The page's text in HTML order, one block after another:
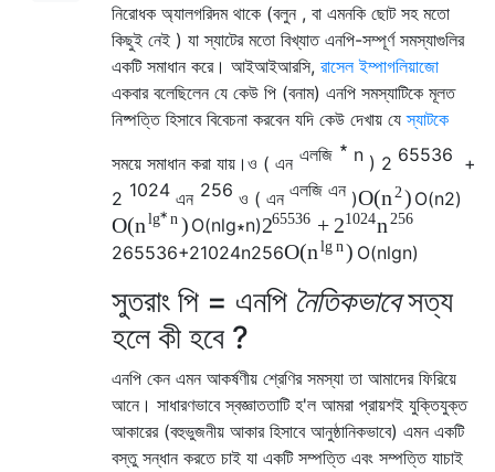
নিরোধক অ্যালগরিদম থাকে (বলুন , বা এমনকি ছোট সহ মতো
কিছুই নেই ) যা স্যাটের মতো বিখ্যাত এনপি-সম্পূর্ণ সমস্যাগুলির
একটি সমাধান করে। আইআইআরসি, রাসেল ইম্পাগলিয়াজো
একবার বলেছিলেন যে কেউ পি (বনাম) এনপি সমস্যাটিকে মূলত
নিষ্পত্তি হিসাবে বিবেচনা করবেন যদি কেউ দেখায় যেস্যাটকে
সময়ে সমাধান করা যায়। ও ( এন এলজি ∗ n) 2 65536 +
2 1024এন 256 ও ( এন এলজিএন )O(n 2 ) O(n2)
O(n lg∗ n ) O(nlg∗n)265536 + 21024n 256
265536+21024n256O(n lg n ) O(nlgn)
সুতরাং পি = এনপি নৈতিকভাবেসত্য
হলে কী হবে ?
এনপি কেন এমন আকর্ষণীয় শ্রেণির সমস্যা তা আমাদের ফিরিয়ে
আনে। সাধারণভাবে স্বজ্ঞাততাটি হ'ল আমরা প্রায়শই যুক্তিযুক্ত
আকারের (বহুভুজনীয় আকার হিসাবে আনুষ্ঠানিকভাবে) এমন একটি
বস্তু সন্ধান করতে চাই যা একটি সম্পত্তি এবং সম্পত্তি যাচাই